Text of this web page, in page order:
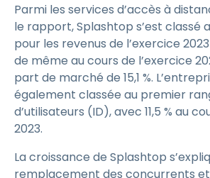
Parmi les services d’accès à
le rapport, Splashtop s’est classé
pour les revenus de l’exercice
de même au cours de l’exercice
part de marché de 15,1 %.
également classée au premier
d’utilisateurs (ID), avec 11,5 % au
2023.
La croissance de Splashtop
remplacement des concurrents et